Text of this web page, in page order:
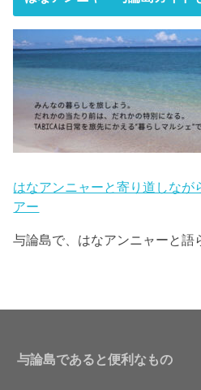
はなアンニャーと寄り道しなが
アー
与論島で、はなアンニャーと語
与論島であると便利なもの